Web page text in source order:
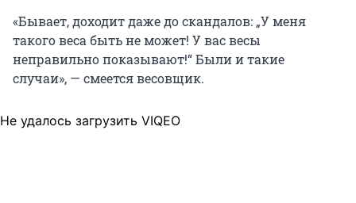
«Бывает, доходит даже до скандалов: „У меня
такого веса быть не может! У вас весы
неправильно показывают!“ Были и такие
случаи», — смеется весовщик.
Не удалось загрузить VIQEO